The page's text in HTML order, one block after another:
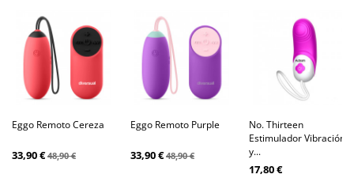
Eggo Remoto Cereza
33,90 €48,90 €
Eggo Remoto Purple
33,90 €48,90 €
No. Thirteen
Estimulador Vibración
y...
17,80 €